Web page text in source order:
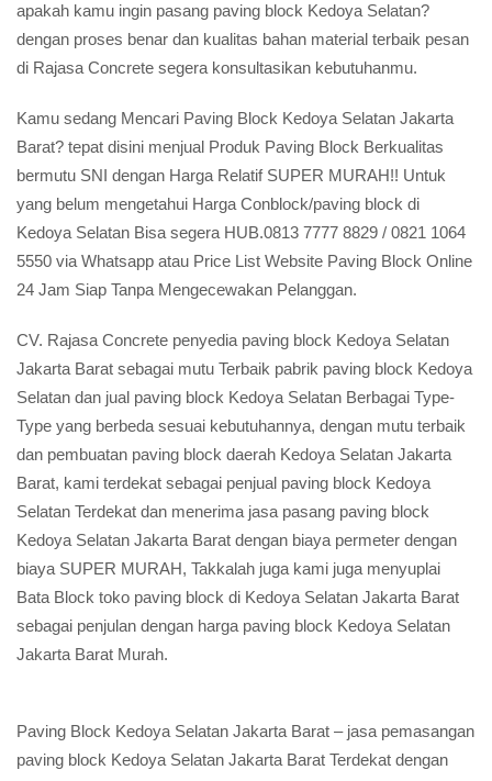
apakah kamu ingin pasang paving block Kedoya Selatan?
dengan proses benar dan kualitas bahan material terbaik pesan
di Rajasa Concrete segera konsultasikan kebutuhanmu.
Kamu sedang Mencari Paving Block Kedoya Selatan Jakarta
Barat? tepat disini menjual Produk Paving Block Berkualitas
bermutu SNI dengan Harga Relatif SUPER MURAH!! Untuk
yang belum mengetahui Harga Conblock/paving block di
Kedoya Selatan Bisa segera HUB.0813 7777 8829 / 0821 1064
5550 via Whatsapp atau Price List Website Paving Block Online
24 Jam Siap Tanpa Mengecewakan Pelanggan.
CV. Rajasa Concrete penyedia paving block Kedoya Selatan
Jakarta Barat sebagai mutu Terbaik pabrik paving block Kedoya
Selatan dan jual paving block Kedoya Selatan Berbagai Type-
Type yang berbeda sesuai kebutuhannya, dengan mutu terbaik
dan pembuatan paving block daerah Kedoya Selatan Jakarta
Barat, kami terdekat sebagai penjual paving block Kedoya
Selatan Terdekat dan menerima jasa pasang paving block
Kedoya Selatan Jakarta Barat dengan biaya permeter dengan
biaya SUPER MURAH, Takkalah juga kami juga menyuplai
Bata Block toko paving block di Kedoya Selatan Jakarta Barat
sebagai penjulan dengan harga paving block Kedoya Selatan
Jakarta Barat Murah.
Paving Block Kedoya Selatan Jakarta Barat – jasa pemasangan
paving block Kedoya Selatan Jakarta Barat Terdekat dengan